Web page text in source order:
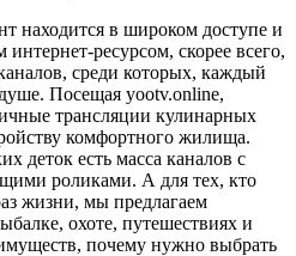
находится в широком доступе и
ресурсом, скорее всего,
среди которых, каждый
Посещая yootv.online,
трансляции кулинарных
комфортного жилища.
деток есть масса каналов с
роликами. А для тех, кто
жизни, мы предлагаем
охоте, путешествиях и
почему нужно выбрать